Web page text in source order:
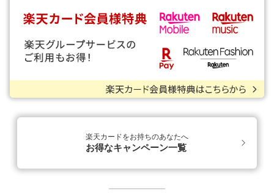
楽天カードをお持ちのあなたへ
お得なキャンペーン一覧